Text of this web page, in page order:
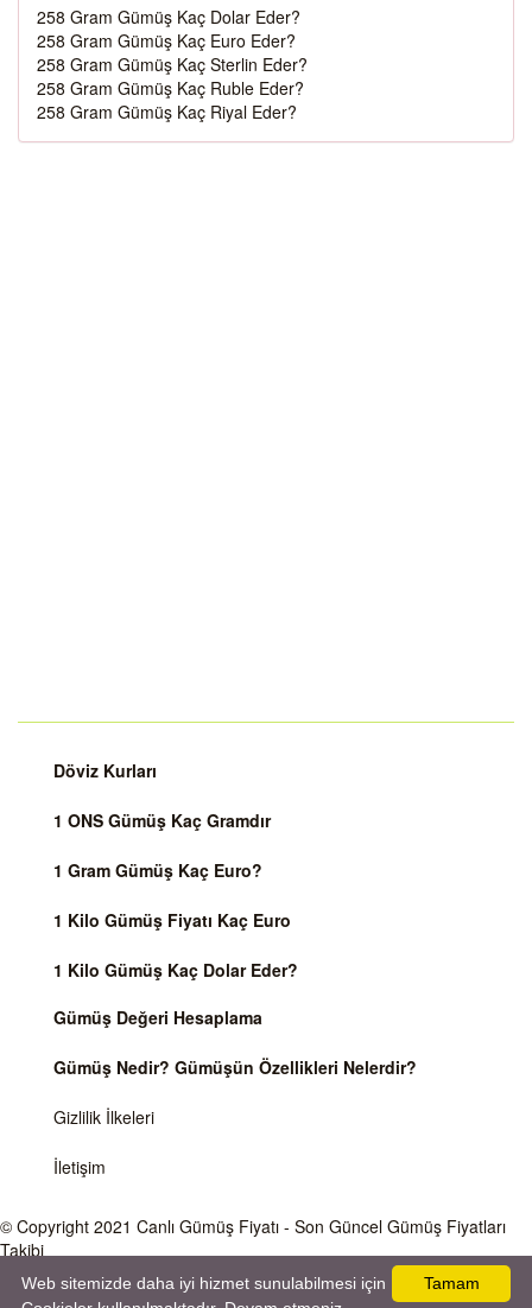
258 Gram Gümüş Kaç Dolar Eder?
258 Gram Gümüş Kaç Euro Eder?
258 Gram Gümüş Kaç Sterlin Eder?
258 Gram Gümüş Kaç Ruble Eder?
258 Gram Gümüş Kaç Riyal Eder?
Döviz Kurları
1 ONS Gümüş Kaç Gramdır
1 Gram Gümüş Kaç Euro?
1 Kilo Gümüş Fiyatı Kaç Euro
1 Kilo Gümüş Kaç Dolar Eder?
Gümüş Değeri Hesaplama
Gümüş Nedir? Gümüşün Özellikleri Nelerdir?
Gizlilik İlkeleri
İletişim
© Copyright 2021 Canlı Gümüş Fiyatı - Son Güncel Gümüş Fiyatları
Takibi
Önemli Uyarı
Gümüş fiyatları ve Döviz Kurları, Dünya piyasalarında işlem gören ve anlık değişen
Tamam
Web sitemizde daha iyi hizmet sunulabilmesi için